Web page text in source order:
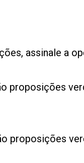
assinale a
proposições
proposições